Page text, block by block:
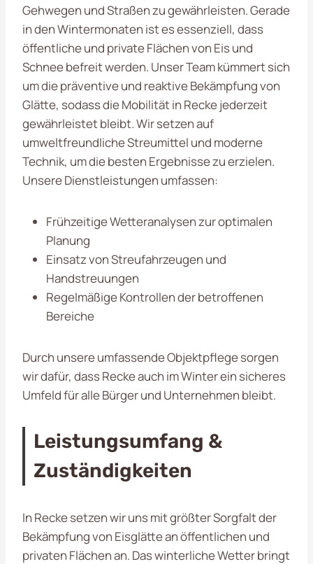
Gehwegen und Straßen zu gewährleisten. Gerade
in den Wintermonaten ist es essenziell, dass
öffentliche und private Flächen von Eis und
Schnee befreit werden. Unser Team kümmert sich
um die präventive und reaktive Bekämpfung von
Glätte, sodass die Mobilität in Recke jederzeit
gewährleistet bleibt. Wir setzen auf
umweltfreundliche Streumittel und moderne
Technik, um die besten Ergebnisse zu erzielen.
Unsere Dienstleistungen umfassen:
Frühzeitige Wetteranalysen zur optimalen
Planung
Einsatz von Streufahrzeugen und
Handstreuungen
Regelmäßige Kontrollen der betroffenen
Bereiche
Durch unsere umfassende Objektpflege sorgen
wir dafür, dass Recke auch im Winter ein sicheres
Umfeld für alle Bürger und Unternehmen bleibt.
Leistungsumfang &
Zuständigkeiten
In Recke setzen wir uns mit größter Sorgfalt der
Bekämpfung von Eisglätte an öffentlichen und
privaten Flächen an. Das winterliche Wetter bringt